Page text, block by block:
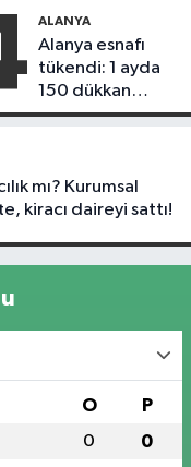
ALANYA
Alanya esnafı
tükendi: 1 ayda
150 dükkan
kapandı
mı? Kurumsal
kiracı daireyi sattı!
O P
0 0